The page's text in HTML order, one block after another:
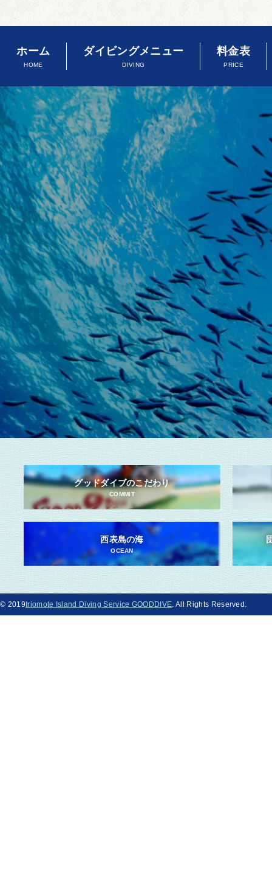
ホーム
HOME
ダイビングメニュー
DIVING
料金表
PRICE
グッドダイブのこだわり
COMMIT
西表島の海
OCEAN
© 2019 Iriomote Island Diving Service GOODDIVE. All Rights Reserved.